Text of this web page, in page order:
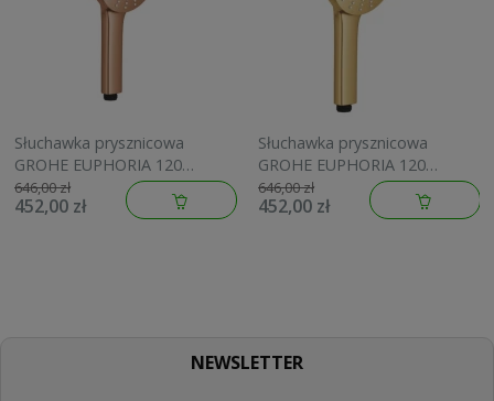
Słuchawka prysznicowa
GROHE EUPHORIA 120
brushed warm sunset
134883DL00
646,00 zł
452,00 zł
Słuchawka prysznicowa
GROHE EUPHORIA 120
brushed cool sunrise
134883GN00
646,00 zł
452,00 zł
NEWSLETTER